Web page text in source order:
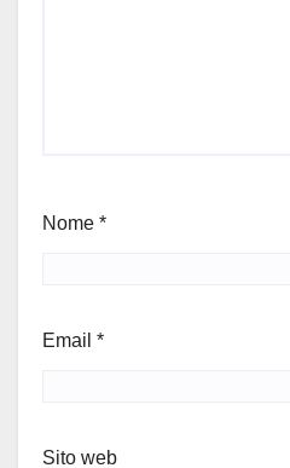
Nome *
Email *
Sito web